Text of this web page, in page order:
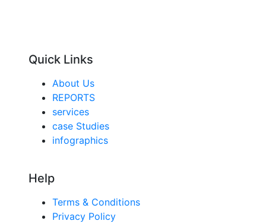
Quick Links
About Us
REPORTS
services
case Studies
infographics
Help
Terms & Conditions
Privacy Policy